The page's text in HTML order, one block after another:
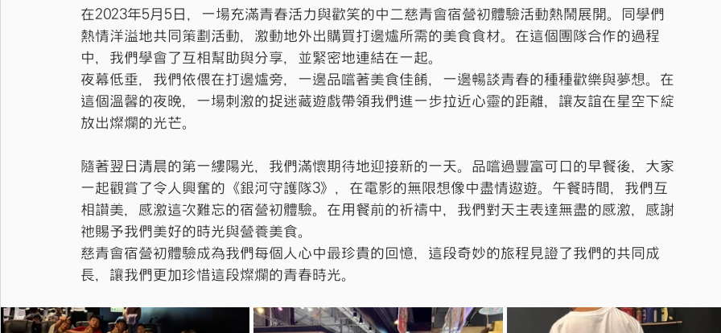
在2023年5月5日，一場充滿青春活力與歡笑的中二慈青會宿營初體驗活動熱鬧展開。同學們
熱情洋溢地共同策劃活動，激動地外出購買打邊爐所需的美食食材。在這個團隊合作的過程
中，我們學會了互相幫助與分享，並緊密地連結在一起。
夜幕低垂，我們依偎在打邊爐旁，一邊品嚐著美食佳餚，一邊暢談青春的種種歡樂與夢想。在
這個溫馨的夜晚，一場刺激的捉迷藏遊戲帶領我們進一步拉近心靈的距離，讓友誼在星空下綻
放出燦爛的光芒。
隨著翌日清晨的第一縷陽光，我們滿懷期待地迎接新的一天。品嚐過豐富可口的早餐後，大家
一起觀賞了令人興奮的《銀河守護隊3》，在電影的無限想像中盡情遨遊。午餐時間，我們互
相讚美，感激這次難忘的宿營初體驗。在用餐前的祈禱中，我們對天主表達無盡的感激，感謝
祂賜予我們美好的時光與營養美食。
慈青會宿營初體驗成為我們每個人心中最珍貴的回憶，這段奇妙的旅程見證了我們的共同成
長，讓我們更加珍惜這段燦爛的青春時光。